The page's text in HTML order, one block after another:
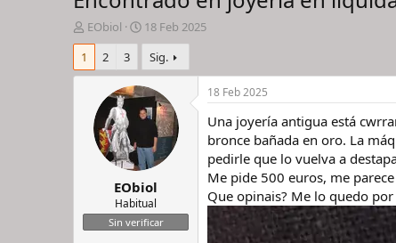
I
n
c
h
i
EObiol
F
e
h
a
d
e
n
i
c
i
o
18 Feb 2025
1
2 3 Sig.
EObiol
Habitual
Sin verificar
18 Feb 2025
Una joyería antigua está
bronce bañada en oro. La
pedirle que lo vuelva a
Me pide 500 euros, me
Que opinais? Me lo quedo por